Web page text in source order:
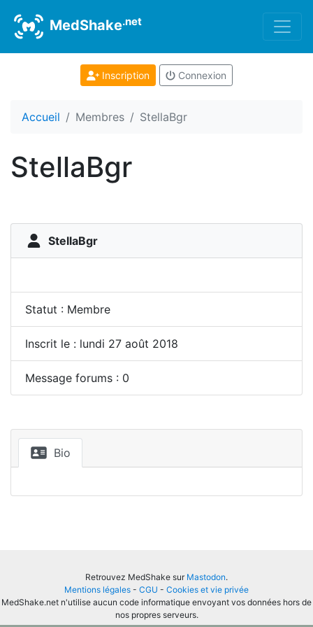
MedShake.net
Inscription Connexion
Accueil Membres StellaBgr
StellaBgr
StellaBgr
Statut : Membre
Inscrit le : lundi 27 août 2018
Message forums : 0
Bio
Retrouvez MedShake sur Mastodon.
Mentions légales - CGU - Cookies et vie privée
MedShake.net n'utilise aucun code informatique envoyant vos données hors de
nos propres serveurs.